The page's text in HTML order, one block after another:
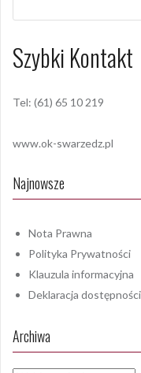
Szybki Kontakt
Tel: (61) 65 10 219
www.ok-swarzedz.pl
Najnowsze
Nota Prawna
Polityka Prywatności
Klauzula informacyjna
Deklaracja dostępności
Archiwa